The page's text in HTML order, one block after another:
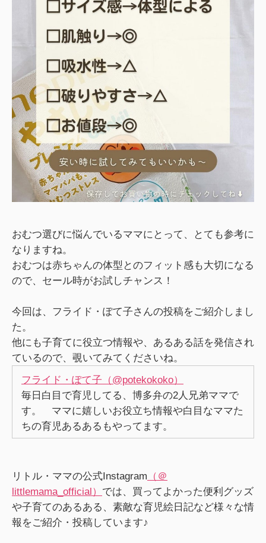
おむつ選びに悩んでいるママにとって、とても参考に
なりますね。
おむつは赤ちゃんの体型とのフィット感も大切になる
ので、セール時がお試しチャンス！
今回は、フライド・ぽて子さんの投稿をご紹介しまし
た。
他にも子育てに役立つ情報や、あるある話を発信され
ているので、覗いてみてくださいね。
フライド・ぽて子（@potekokoko）
毎日白目で育児してる、博多弁の2人兄弟ママで
す。 ママに嬉しいお役立ち情報や白目なママた
ちの育児あるあるもやってます。
リトル・ママの公式Instagram （＠
littlemama_official） では、買ってよかった便利グッズ
や子育てのあるある、素敵な育児絵日記など様々な情
報をご紹介・投稿しています♪